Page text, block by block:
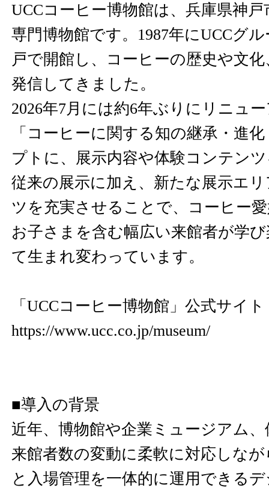
UCCコーヒー博物館は、兵庫県神
専門博物館です。1987年にUCCグ
戸で開館し、コーヒーの歴史や文
発信してきました。
2026年7月には約6年ぶりにリニュ
「コーヒーに関する知の継承・進
プトに、展示内容や体験コンテン
従来の展示に加え、新たな展示エ
ツを充実させることで、コーヒー
お子さまを含む幅広い来館者が学
て生まれ変わっています。
「UCCコーヒー博物館」公式サイト
https://www.ucc.co.jp/museum/
■導入の背景
近年、博物館や企業ミュージアム
来館者数の変動に柔軟に対応しな
と入場管理を一体的に運用できる